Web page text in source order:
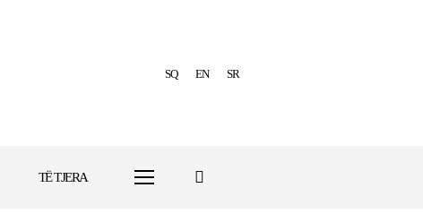
SQ EN SR
TË TJERA